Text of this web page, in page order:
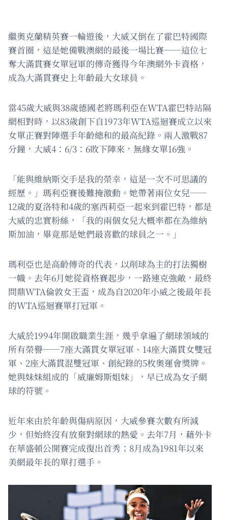
繼奧克蘭精英賽一輪遊後，大威又倒在了霍巴特國際
賽首圈，這是她備戰澳網的最後一場比賽——這位七
奪大滿貫賽女單冠軍的傳奇獲得今年澳網外卡資格，
成為大滿貫賽史上年齡最大女球員。
當45歲大威與38歲德國老將瑪利亞在WTA霍巴特站隔
網相對時，以83歲創下自1973年WTA巡迴賽成立以來
女單正賽對陣選手年齡總和的最高紀錄。兩人激戰87
分鐘，大威4：6/3：6敗下陣來，無緣女單16強。
「能與維納斯交手是我的榮幸，這是一次不可思議的
經歷。」瑪利亞賽後難掩激動。她帶著兩位女兒——
12歲的夏洛特和4歲的塞西莉亞一起來到霍巴特，都是
大威的忠實粉絲，「我的兩個女兒大概率都在為維納
斯加油，畢竟那是她們最喜歡的球員之一。」
瑪利亞也是高齡傳奇的代表，以削球為主的打法獨樹
一幟。去年6月她從資格賽起步，一路連克強敵，最終
問鼎WTA倫敦女王盃，成為自2020年小威之後最年長
的WTA巡迴賽單打冠軍。
大威於1994年開啟職業生涯，幾乎拿遍了網球領域的
所有榮譽——7座大滿貫女單冠軍、14座大滿貫女雙冠
軍、2座大滿貫混雙冠軍、創紀錄的5枚奧運會獎牌。
她與妹妹組成的「威廉姆斯姐妹」，早已成為女子網
球的符號。
近年來由於年齡與傷病原因，大威參賽次數有所減
少，但始終沒有放棄對網球的熱愛。去年7月，藉外卡
在華盛頓公開賽完成復出首秀；8月成為1981年以來
美網最年長的單打選手。